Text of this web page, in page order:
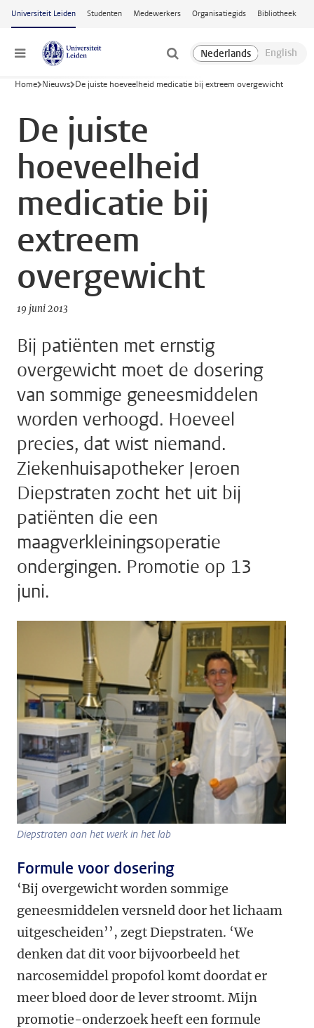
Ga naar hoofdinhoud
Universiteit Leiden Studenten Medewerkers Organisatiegids Bibliotheek
Menu
Home Nieuws De juiste hoeveelheid medicatie bij extreem overgewicht
De juiste
hoeveelheid
medicatie bij
extreem
overgewicht
19 juni 2013
Bij patiënten met ernstig
overgewicht moet de dosering
van sommige geneesmiddelen
worden verhoogd. Hoeveel
precies, dat wist niemand.
Ziekenhuisapotheker Jeroen
Diepstraten zocht het uit bij
patiënten die een
maagverkleiningsoperatie
ondergingen. Promotie op 13
juni.
Diepstraten aan het werk in het lab
Formule voor dosering
‘Bij overgewicht worden sommige
geneesmiddelen versneld door het lichaam
uitgescheiden’’, zegt Diepstraten. ‘We
denken dat dit voor bijvoorbeeld het
narcosemiddel propofol komt doordat er
meer bloed door de lever stroomt. Mijn
promotie-onderzoek heeft een formule